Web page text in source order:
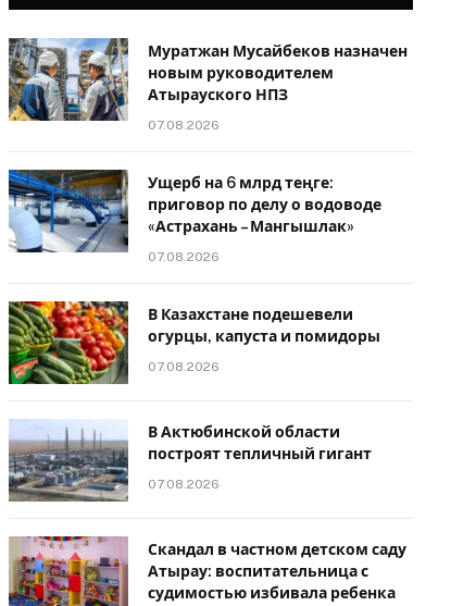
Муратжан Мусайбеков назначен
новым руководителем
Атырауского НПЗ
07.08.2026
Ущерб на 6 млрд теңге:
приговор по делу о водоводе
«Астрахань – Мангышлак»
07.08.2026
В Казахстане подешевели
огурцы, капуста и помидоры
07.08.2026
В Актюбинской области
построят тепличный гигант
07.08.2026
Скандал в частном детском саду
Атырау: воспитательница с
судимостью избивала ребенка